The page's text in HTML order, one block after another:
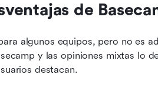
de
y las opiniones mixtas lo
destacan.